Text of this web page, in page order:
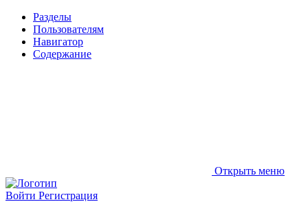
Разделы
Пользователям
Навигатор
Содержание
Открыть меню
Войти Регистрация